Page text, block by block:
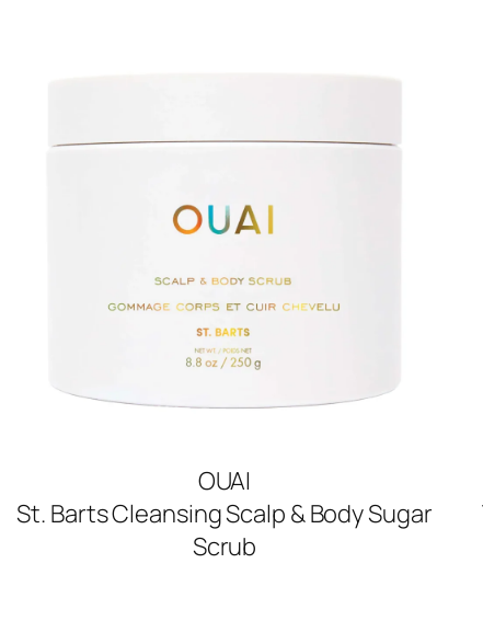
OUAI
St. Barts Cleansing Scalp & Body Sugar
Scrub